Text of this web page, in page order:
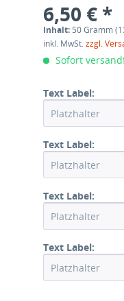
6,50 € *
Inhalt: 50 Gramm
inkl. MwSt.zzgl.
Sofort
Text Label:
Text Label:
Text Label:
Text Label: